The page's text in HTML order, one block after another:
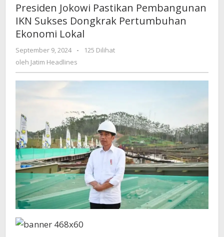
Pembangunan
IKN
Pertumbuhan
Lokal
Presiden Jokowi Pastikan Pembangunan
IKN Sukses Dongkrak Pertumbuhan
Ekonomi Lokal
September 9, 2024
oleh
-
125 Dilihat
oleh Jatim Headlines